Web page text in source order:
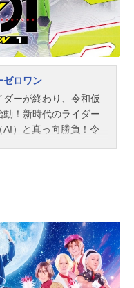
ゼロワン
ダーが終わり、令和仮
動！新時代のライダー
AI）と真っ向勝負！令
いが始まる！作品名
ライダージャンル特撮
2019年9月1日（日）～
（日）テレビ朝日ほ
キャスト飛電或人／仮
ロワン：高橋文哉不破